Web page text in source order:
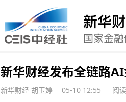
新华财经发布全链路
新华财经 胡玉婷 05-10 12:55 阅